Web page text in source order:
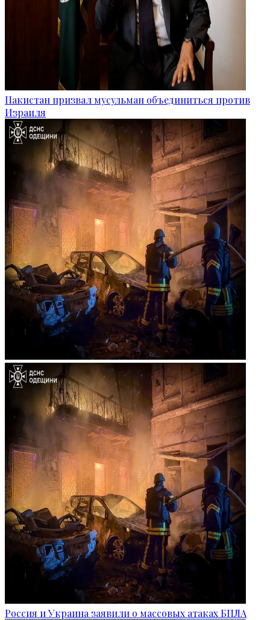
Пакистан призвал мусульман объединиться против
Израиля
Россия и Украина заявили о массовых атаках БПЛА